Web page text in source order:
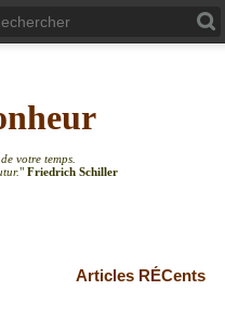
votre temps.
" Friedrich Schiller
Articles RÉCents